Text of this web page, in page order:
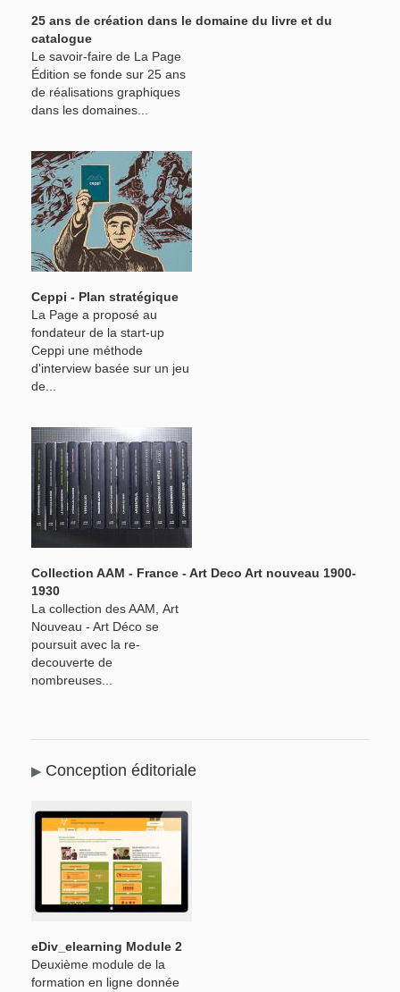
25 ans de création dans le domaine du livre et du
catalogue
Le savoir-faire de La Page
Édition se fonde sur 25 ans
de réalisations graphiques
dans les domaines...
Ceppi - Plan stratégique
La Page a proposé au
fondateur de la start-up
Ceppi une méthode
d'interview basée sur un jeu
de...
Collection AAM - France - Art Deco Art nouveau 1900-
1930
La collection des AAM, Art
Nouveau - Art Déco se
poursuit avec la re-
decouverte de
nombreuses...
Conception éditoriale
eDiv_elearning Module 2
Deuxième module de la
formation en ligne donnée